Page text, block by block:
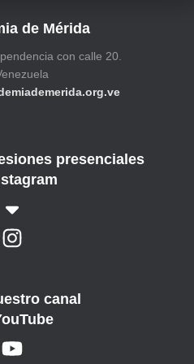
de Mérida
con calle 20.
presenciales
canal